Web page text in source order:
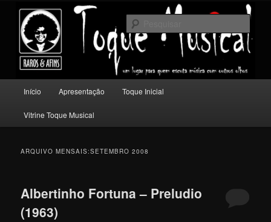
conteúdo
principal
conteúdo
secundário
Toque Musical
Um lugar para quem escuta música com outros olhos.
principal
Início Apresentação Toque Inicial
Vitrine Toque Musical
ARQUIVO MENSAIS:SETEMBRO 2008
Albertinho Fortuna – Preludio
(1963)